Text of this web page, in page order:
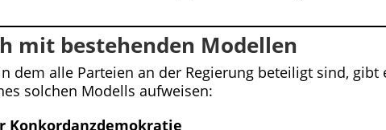
mit bestehenden Modellen
dem alle Parteien an der Regierung beteiligt sind,
solchen Modells aufweisen:
Konkordanzdemokratie